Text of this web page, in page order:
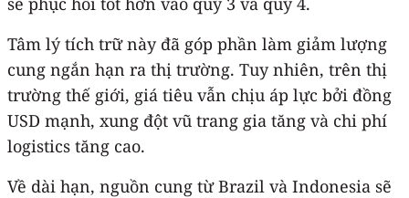
Tâm lý tích trữ này đã góp phần làm giảm lượng
cung ngắn hạn ra thị trường. Tuy nhiên, trên thị
trường thế giới, giá tiêu vẫn chịu áp lực bởi đồng
USD mạnh, xung đột vũ trang gia tăng và chi phí
logistics tăng cao.
Về dài hạn, nguồn cung từ Brazil và Indonesia sẽ